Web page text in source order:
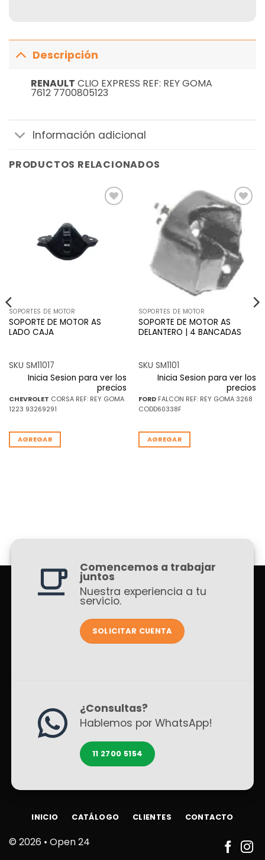
Descripción
RENAULT CLIO EXPRESS REF: REY GOMA
7612 7700805123
Información adicional
PRODUCTOS RELACIONADOS
deseos
SOPORTES DE MOTOR
SOPORTE DE MOTOR AS
LADO CAJA
SKU SM11017
Inicia Sesion para ver los
precios
CHEVROLET CORSA REF: REY GOMA
1223 93269291
AGREGAR
Añadir
a la
lista de
deseos
SOPORTES DE MOTOR
SOPORTE DE MOTOR AS
DELANTERO | 4 BANCADAS
SKU SM1101
Inicia Sesion para ver los
precios
FORDFALCON REF: REY GOMA 3268
CODD60338F
AGREGAR
Comencemos a trabajar
juntos
Nuestra experiencia a tu
servicio.
SOLICITAR CUENTA
¿Consultas?
Hablemos por WhatsApp!
11 2700 5154
© 2026 • Open 24
INICIO CATÁLOGO CLIENTES CONTACTO